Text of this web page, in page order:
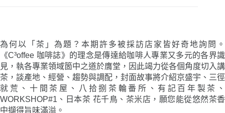
味〉
數
量
為何以「茶」為題？本期許多被採訪店家皆好奇地詢問。
《C³offee 咖啡誌》的理念是傳達給咖啡人專業又多元的各界識
見，執各專業領域箇中之道於膺堂，因此竭力從各個角度切入講
茶，談產地、經營、趨勢與調配，封面故事將介紹京盛宇、三徑
就荒、十間茶屋、八拾捌茶輪番所、有記百年製茶、
WORKSHOP#1、日本茶 花千鳥、茶米店，願您能從悠然茶香
中擷得旨味滿溢。